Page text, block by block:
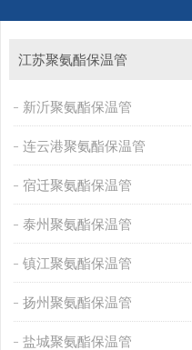
江苏聚氨酯保温管
新沂聚氨酯保温管
连云港聚氨酯保温管
宿迁聚氨酯保温管
泰州聚氨酯保温管
镇江聚氨酯保温管
扬州聚氨酯保温管
盐城聚氨酯保温管